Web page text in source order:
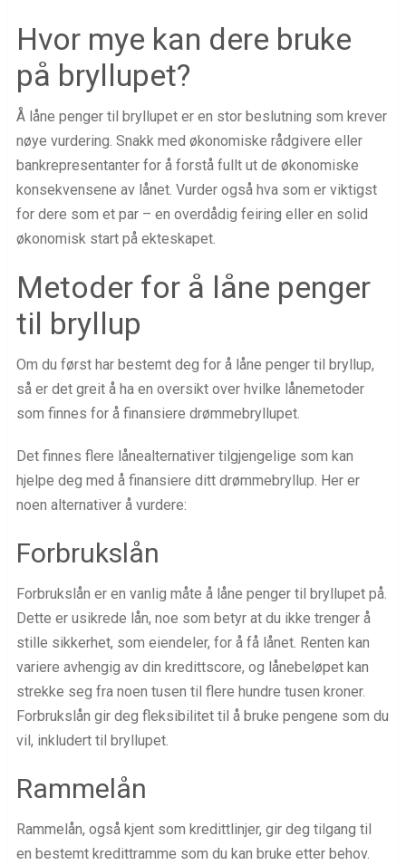
Hvor mye kan dere bruke
på bryllupet?
Å låne penger til bryllupet er en stor beslutning som krever
nøye vurdering. Snakk med økonomiske rådgivere eller
bankrepresentanter for å forstå fullt ut de økonomiske
konsekvensene av lånet. Vurder også hva som er viktigst
for dere som et par – en overdådig feiring eller en solid
økonomisk start på ekteskapet.
Metoder for å låne penger
til bryllup
Om du først har bestemt deg for å låne penger til bryllup,
så er det greit å ha en oversikt over hvilke lånemetoder
som finnes for å finansiere drømmebryllupet.
Det finnes flere lånealternativer tilgjengelige som kan
hjelpe deg med å finansiere ditt drømmebryllup. Her er
noen alternativer å vurdere:
Forbrukslån
Forbrukslån er en vanlig måte å låne penger til bryllupet på.
Dette er usikrede lån, noe som betyr at du ikke trenger å
stille sikkerhet, som eiendeler, for å få lånet. Renten kan
variere avhengig av din kredittscore, og lånebeløpet kan
strekke seg fra noen tusen til flere hundre tusen kroner.
Forbrukslån gir deg fleksibilitet til å bruke pengene som du
vil, inkludert til bryllupet.
Rammelån
Rammelån, også kjent som kredittlinjer, gir deg tilgang til
en bestemt kredittramme som du kan bruke etter behov.